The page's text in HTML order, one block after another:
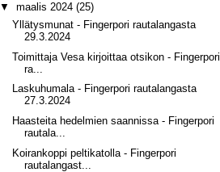
▼ maalis 2024 (25)
Yllätysmunat - Fingerpori rautalangasta
29.3.2024
Toimittaja Vesa kirjoittaa otsikon - Fingerpori
ra...
Laskuhumala - Fingerpori rautalangasta
27.3.2024
Haasteita hedelmien saannissa - Fingerpori
rautala...
Koirankoppi peltikatolla - Fingerpori
rautalangast...